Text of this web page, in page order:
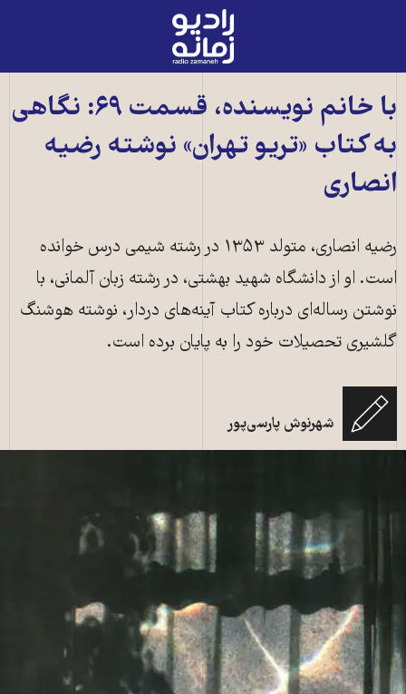
رادیو
زمانه
اصلی
با خانم نویسنده، قسمت ۶۹: نگاهی
به کتاب «تریو تهران» نوشته رضیه
انصاری
رضیه انصاری، متولد ۱۳۵۳ در رشته شیمی درس خوانده
است. او از دانشگاه شهید بهشتی، در رشته زبان آلمانی، با
نوشتن رساله‌ای درباره کتاب آینه‌های دردار، نوشته هوشنگ
گلشیری تحصیلات خود را به پایان برده است.
شهرنوش پارسی‌پور